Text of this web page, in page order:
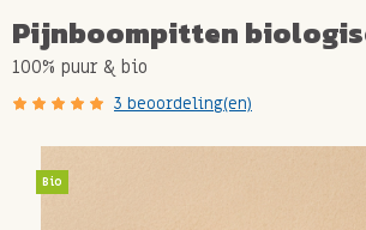
Pijnboompitten
100% puur & bio
3 beoordeling(en)
Bio